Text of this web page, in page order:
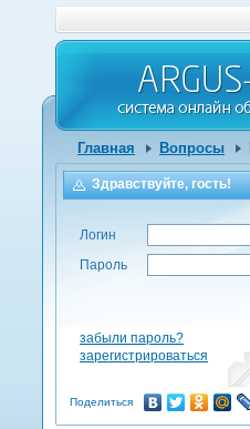
Главная Вопросы
Здравствуйте, гость!
Логин
Пароль
забыли пароль?
зарегистрироваться
Поделиться